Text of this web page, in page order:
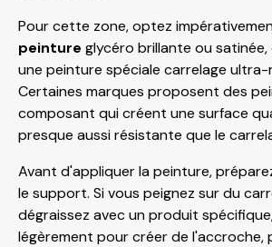
Pour cette zone, optez
peinture glycéro brillante ou satinée,
une peinture spéciale carrelage
Certaines marques proposent des
composant qui créent une surface
presque aussi résistante que le
Avant d'appliquer la peinture,
le support. Si vous peignez sur du
dégraissez avec un produit
légèrement pour créer de l'accroche,